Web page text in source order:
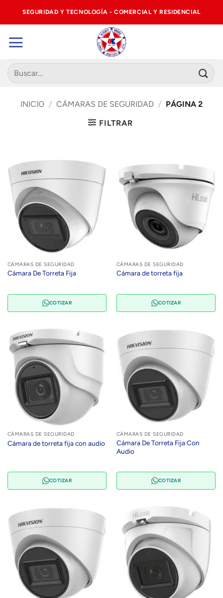
SEGURIDAD Y TECNOLOGÍA - COMERCIAL Y RESIDENCIAL
Buscar
por:
INICIO / CÁMARAS DE SEGURIDAD / PÁGINA 2
FILTRAR
CÁMARAS DE SEGURIDAD
Cámara De Torreta Fija
COTIZAR
CÁMARAS DE SEGURIDAD
Cámara de torreta fija
COTIZAR
CÁMARAS DE SEGURIDAD
Cámara de torreta fija con audio
COTIZAR
CÁMARAS DE SEGURIDAD
Cámara De Torreta Fija Con
Audio
COTIZAR